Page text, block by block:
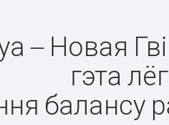
– Новая
гэта
балансу